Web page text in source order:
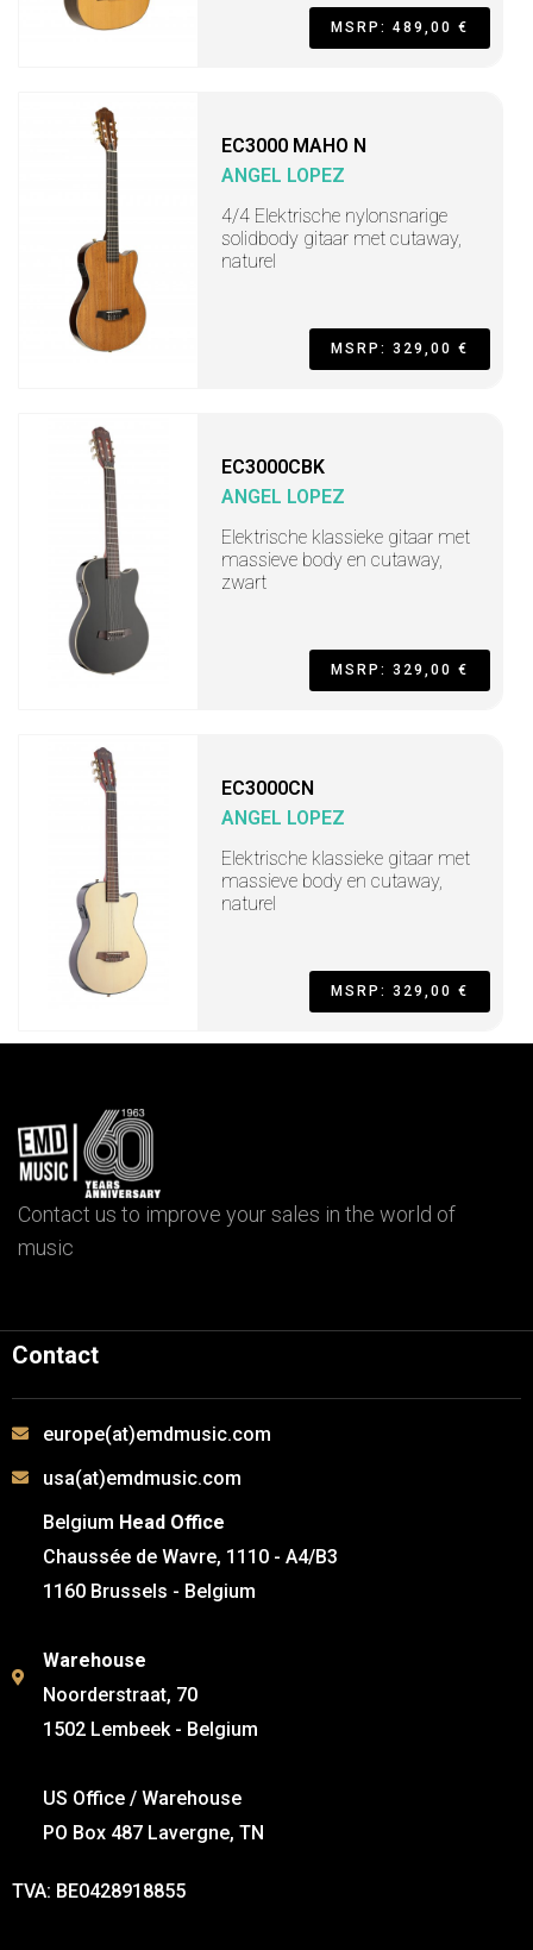
MSRP: 489,00 €
EC3000 MAHO N
ANGEL LOPEZ
4/4 Elektrische nylonsnarige
solidbody gitaar met cutaway,
naturel
MSRP: 329,00 €
EC3000CBK
ANGEL LOPEZ
Elektrische klassieke gitaar met
massieve body en cutaway,
zwart
MSRP: 329,00 €
EC3000CN
ANGEL LOPEZ
Elektrische klassieke gitaar met
massieve body en cutaway,
naturel
MSRP: 329,00 €
Contact us to improve your sales in the world of
music
Contact
europe(at)emdmusic.com
usa(at)emdmusic.com
Belgium Head Office
Chaussée de Wavre, 1110 - A4/B3
1160 Brussels - Belgium
Warehouse
Noorderstraat, 70
1502 Lembeek - Belgium
US Office / Warehouse
PO Box 487 Lavergne, TN
TVA: BE0428918855